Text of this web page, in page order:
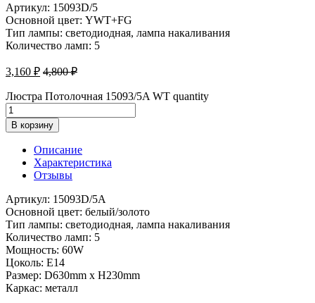
Артикул: 15093D/5
Основной цвет: YWT+FG
Тип лампы: светодиодная, лампа накаливания
Количество ламп: 5
3,160 ₽ 4,800₽
Люстра Потолочная 15093/5A WT quantity
В корзину
Описание
Характеристика
Отзывы
Артикул: 15093D/5A
Основной цвет: белый/золото
Тип лампы: светодиодная, лампа накаливания
Количество ламп: 5
Мощность: 60W
Цоколь: Е14
Размер: D630mm x H230mm
Каркас: металл